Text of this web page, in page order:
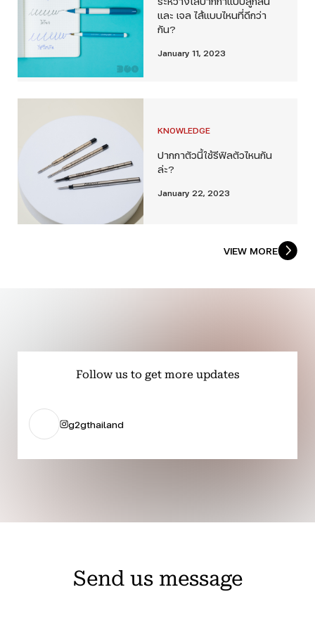
และ เจล ไส้แบบไหนที่ดีกว่า
กัน?
January 11, 2023
KNOWLEDGE
ปากกาตัวนี้ใช้รีฟิลตัวไหนกัน
ล่ะ?
January 22, 2023
VIEW MORE
Send us message
Follow us to get more updates
g2gthailand